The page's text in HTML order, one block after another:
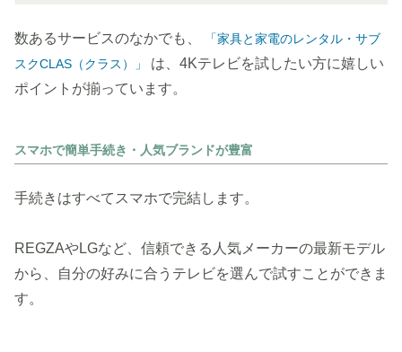
数あるサービスのなかでも、
「家具と家電のレンタル・サブ
スクCLAS（クラス）」
は、4Kテレビを試したい方に嬉しい
ポイントが揃っています。
スマホで簡単手続き・人気ブランドが豊富
手続きはすべてスマホで完結します。
REGZAやLGなど、信頼できる人気メーカーの最新モデル
から、自分の好みに合うテレビを選んで試すことができま
す。